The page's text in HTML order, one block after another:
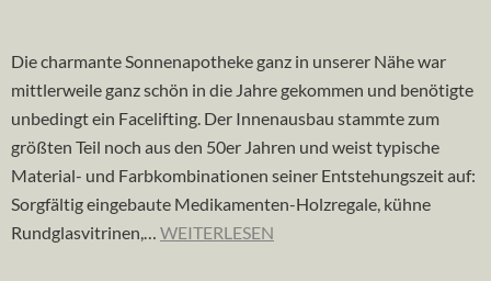
Die charmante Sonnenapotheke ganz in unserer Nähe war
mittlerweile ganz schön in die Jahre gekommen und benötigte
unbedingt ein Facelifting. Der Innenausbau stammte zum
größten Teil noch aus den 50er Jahren und weist typische
Material- und Farbkombinationen seiner Entstehungszeit auf:
Sorgfältig eingebaute Medikamenten-Holzregale, kühne
Rundglasvitrinen,… WEITERLESEN